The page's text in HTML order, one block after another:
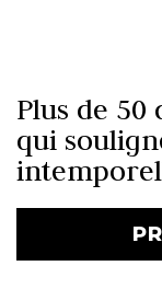
Plus de
qui